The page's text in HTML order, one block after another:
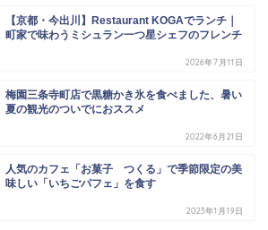
【京都・今出川】Restaurant KOGAでランチ｜
町家で味わうミシュラン一つ星シェフのフレンチ
2026年7月11日
梅園三条寺町店で黒糖かき氷を食べました、暑い
夏の観光のついでにおススメ
2022年6月21日
人気のカフェ「お菓子 つくる」で季節限定の美
味しい「いちごパフェ」を食す
2023年1月19日